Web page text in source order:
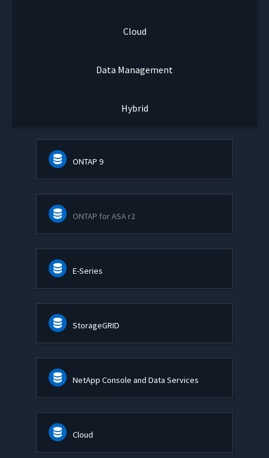
Cloud
Data Management
Hybrid
ONTAP 9
ONTAP for ASA r2
E-Series
StorageGRID
NetApp Console and Data Services
Cloud